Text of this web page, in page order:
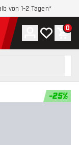
von 1-2 Tagen*
Konto
Meine 0
-25%